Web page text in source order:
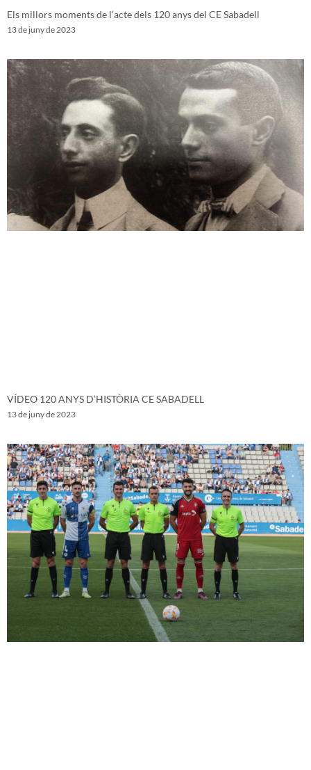
Els millors moments de l’acte dels 120 anys del CE Sabadell
13 de juny de 2023
VÍDEO 120 ANYS D’HISTÒRIA CE SABADELL
13 de juny de 2023